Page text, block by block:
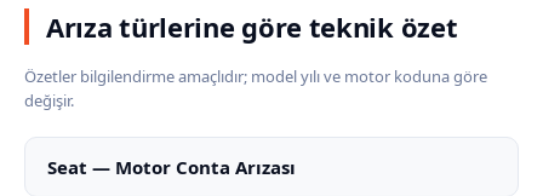
Arıza türlerine göre teknik özet
Özetler bilgilendirme amaçlıdır; model yılı ve motor koduna göre
değişir.
Seat — Motor Conta Arızası